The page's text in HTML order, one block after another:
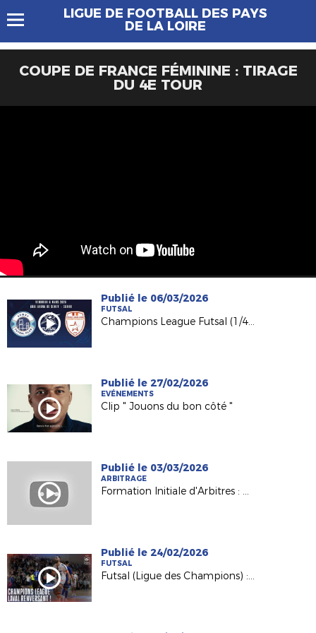
LIGUE DE FOOTBALL DES PAYS
DE LA LOIRE
COUPE DE FRANCE FÉMININE : TIRAGE
DU 4E TOUR
Publié le 06/03/2026
FUTSAL
Champions League Futsal (1/4) : Semey FC - Etoile Lavalloise en direct !
Publié le 27/02/2026
EVÉNEMENTS
Clip " Jouons du bon côté "
Publié le 03/03/2026
ARBITRAGE
Formation Initiale d'Arbitres : Nathalie, formatrice et référente du Pôle féminin
Publié le 24/02/2026
FUTSAL
Futsal (Ligue des Champions) : la remontada de l'Etoile Lavalloise (5-4) !